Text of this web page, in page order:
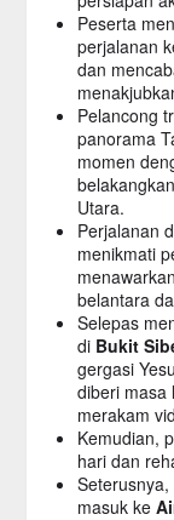
Peserta
perjalanan
dan
Pelancong
panorama
momen
Utara.
Perjalanan
menikmati
belantara
Selepas
di Bukit
gergasi
diberi masa
merakam
Kemudian,
hari dan
masuk ke